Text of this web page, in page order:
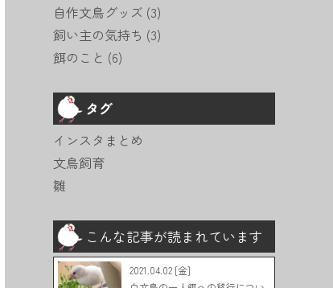
自作文鳥グッズ (3)
飼い主の気持ち (3)
餌のこと (6)
タグ
インスタまとめ
文鳥飼育
雛
こんな記事が読まれています
2021.04.02 [金]